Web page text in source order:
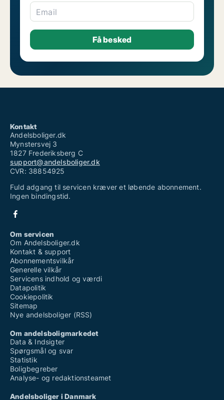
Email
Kontakt
Andelsboliger.dk
Mynstersvej 3
1827 Frederiksberg C
support@andelsboliger.dk
CVR: 38854925
Fuld adgang til servicen kræver et løbende abonnement.
Ingen bindingstid.
Om servicen
Om Andelsboliger.dk
Kontakt & support
Abonnementsvilkår
Generelle vilkår
Servicens indhold og værdi
Datapolitik
Cookiepolitik
Sitemap
Nye andelsboliger (RSS)
Om andelsboligmarkedet
Data & Indsigter
Spørgsmål og svar
Statistik
Boligbegreber
Analyse- og redaktionsteamet
Andelsboliger i Danmark